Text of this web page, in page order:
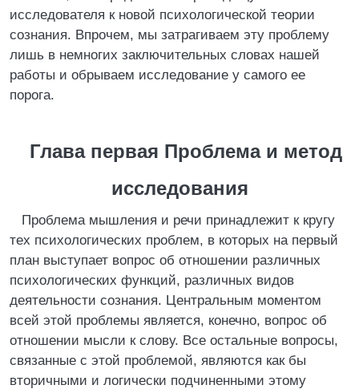
исследователя к новой психологической теории
сознания. Впрочем, мы затрагиваем эту проблему
лишь в немногих заключительных словах нашей
работы и обрываем исследование у самого ее
порога.
Глава первая Проблема и метод
исследования
Проблема мышления и речи принадлежит к кругу
тех психологических проблем, в которых на первый
план выступает вопрос об отношении различных
психологических функций, различных видов
деятельности сознания. Центральным моментом
всей этой проблемы является, конечно, вопрос об
отношении мысли к слову. Все остальные вопросы,
связанные с этой проблемой, являются как бы
вторичными и логически подчиненными этому